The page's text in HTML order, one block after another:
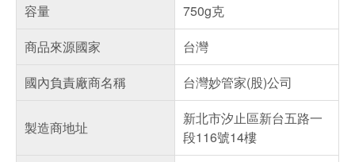
容量
750g克
商品來源國家
台灣
國內負責廠商名稱
台灣妙管家(股)公司
製造商地址
新北市汐止區新台五路一
段116號14樓